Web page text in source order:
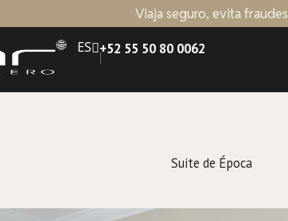
Viaja seguro, evita fraudes
ES +52 55 50 80 0062
Suite de Época